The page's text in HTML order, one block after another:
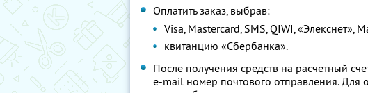
Оплатить заказ, выбрав:
Visa, Mastercard, SMS, QIWI, «Элекснет»,
квитанцию «Сбербанка».
После получения средств на расчетный
e-mail номер почтового отправления.